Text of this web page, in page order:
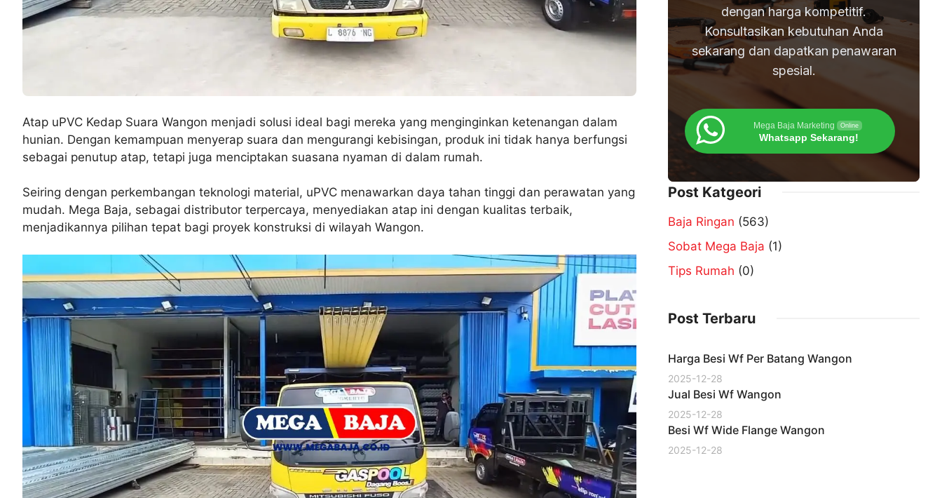
Atap uPVC Kedap Suara Wangon menjadi solusi ideal bagi mereka yang menginginkan ketenangan dalam
hunian. Dengan kemampuan menyerap suara dan mengurangi kebisingan, produk ini tidak hanya berfungsi
sebagai penutup atap, tetapi juga menciptakan suasana nyaman di dalam rumah.
Seiring dengan perkembangan teknologi material, uPVC menawarkan daya tahan tinggi dan perawatan yang
mudah. Mega Baja, sebagai distributor terpercaya, menyediakan atap ini dengan kualitas terbaik,
menjadikannya pilihan tepat bagi proyek konstruksi di wilayah Wangon.
dengan harga kompetitif.
Konsultasikan kebutuhan Anda
sekarang dan dapatkan penawaran
spesial.
Mega Baja Marketing Online
Whatsapp Sekarang!
Post Katgeori
Baja Ringan (563)
Sobat Mega Baja (1)
Tips Rumah (0)
Post Terbaru
Harga Besi Wf Per Batang Wangon
2025-12-28
Jual Besi Wf Wangon
2025-12-28
Besi Wf Wide Flange Wangon
2025-12-28